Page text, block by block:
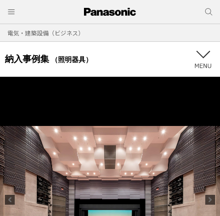
電気・建築設備（ビジネス）
納入事例集 （照明器具）